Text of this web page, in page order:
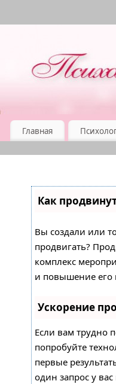
Главная
Как
Вы создали или
продвигать?
комплекс
и повышение его
Ускорение
Если вам трудно
попробуйте
первые
один запрос у